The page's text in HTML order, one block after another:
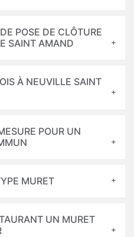
POSE DE CLÔTURE
SAINT AMAND
À NEUVILLE SAINT
POUR UN
MURET
UN MURET